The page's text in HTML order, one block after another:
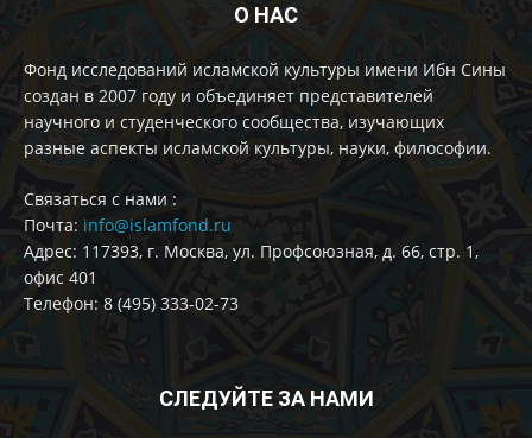
О НАС
Фонд исследований исламской культуры имени Ибн Сины
создан в 2007 году и объединяет представителей
научного и студенческого сообщества, изучающих
разные аспекты исламской культуры, науки, философии.
Cвязаться с нами :
Почта: info@islamfond.ru
Адрес: 117393, г. Москва, ул. Профсоюзная, д. 66, стр. 1,
офис 401
Телефон: 8 (495) 333-02-73
СЛЕДУЙТЕ ЗА НАМИ